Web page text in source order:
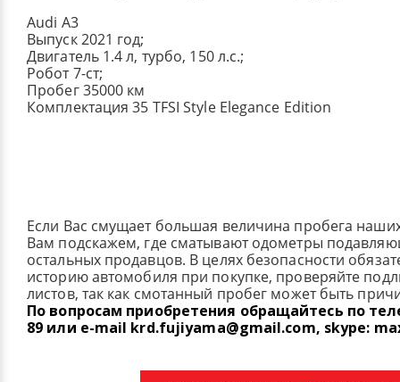
Audi A3
Выпуск 2021 год;
Двигатель 1.4 л, турбо, 150 л.с.;
Робот 7-ст;
Пробег 35000 км
Комплектация 35 TFSI Style Elegance Edition
Если Вас смущает большая величина пробега
Вам подскажем, где сматывают одометры
остальных продавцов. В целях безопасности
историю автомобиля при покупке, проверяйте
листов, так как смотанный пробег может быть
По вопросам приобретения обращайтесь по
89 или e-mail krd.fujiyama@gmail.com, skype: